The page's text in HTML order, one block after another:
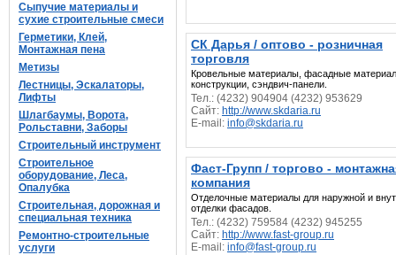
Сыпучие материалы и
сухие строительные смеси
Герметики, Клей,
Монтажная пена
Метизы
Лестницы, Эскалаторы,
Лифты
Шлагбаумы, Ворота,
Рольставни, Заборы
Строительный инструмент
Строительное
оборудование, Леса,
Опалубка
Строительная, дорожная и
специальная техника
Ремонтно-строительные
услуги
СК Дарья / оптово - розничная
торговля
Кровельные материалы, фасадные
конструкции, сэндвич-панели.
Тел.: (4232) 904904 (4232) 953629
Сайт: http://www.skdaria.ru
E-mail: info@skdaria.ru
Фаст-Групп / торгово -
компания
Отделочные материалы для наружной и
отделки фасадов.
Тел.: (4232) 759584 (4232) 945255
Сайт: http://www.fast-group.ru
E-mail: info@fast-group.ru